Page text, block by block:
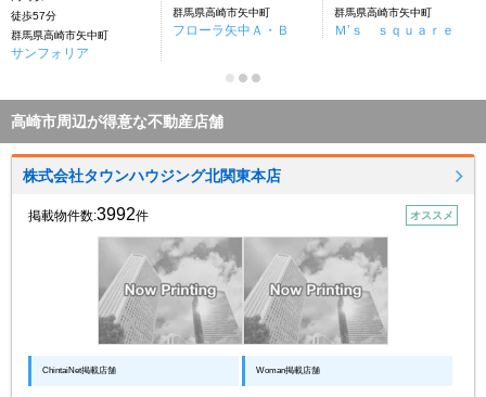
徒歩57分
群馬県高崎市矢中町
サンフォリア
群馬県高崎市矢中町
フローラ矢中Ａ・Ｂ
群馬県高崎市矢中町
Ｍ’ｓ ｓｑｕａｒｅ
高崎市周辺が得意な不動産店舗
株式会社タウンハウジング北関東本店
掲載物件数:3992件 オススメ
ChintaiNet掲載店舗 Woman掲載店舗